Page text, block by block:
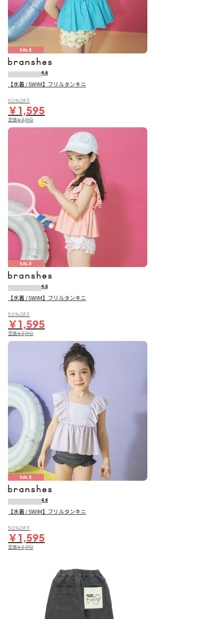
SALE
4.6
【水着 / SWIM】フリルタンキニ
50％OFF
￥1,595
定価￥3,190
SALE
4.6
【水着 / SWIM】フリルタンキニ
50％OFF
￥1,595
定価￥3,190
SALE
4.6
【水着 / SWIM】フリルタンキニ
50％OFF
￥1,595
定価￥3,190